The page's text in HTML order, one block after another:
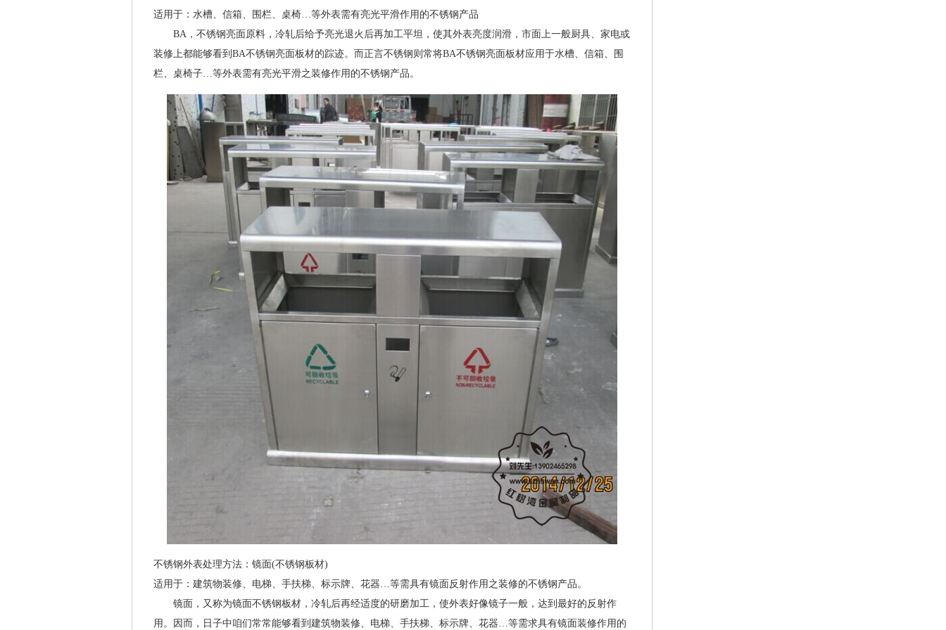
适用于：水槽、信箱、围栏、桌椅…等外表需有亮光平滑作用的不锈钢产品
BA，不锈钢亮面原料，冷轧后给予亮光退火后再加工平坦，使其外表亮度润滑，市面上一般厨具、家电或
装修上都能够看到BA不锈钢亮面板材的踪迹。而正言不锈钢则常将BA不锈钢亮面板材应用于水槽、信箱、围
栏、桌椅子…等外表需有亮光平滑之装修作用的不锈钢产品。
不锈钢外表处理方法：镜面(不锈钢板材)
适用于：建筑物装修、电梯、手扶梯、标示牌、花器…等需具有镜面反射作用之装修的不锈钢产品。
镜面，又称为镜面不锈钢板材，冷轧后再经适度的研磨加工，使外表好像镜子一般，达到最好的反射作
用。因而，日子中咱们常常能够看到建筑物装修、电梯、手扶梯、标示牌、花器…等需求具有镜面装修作用的